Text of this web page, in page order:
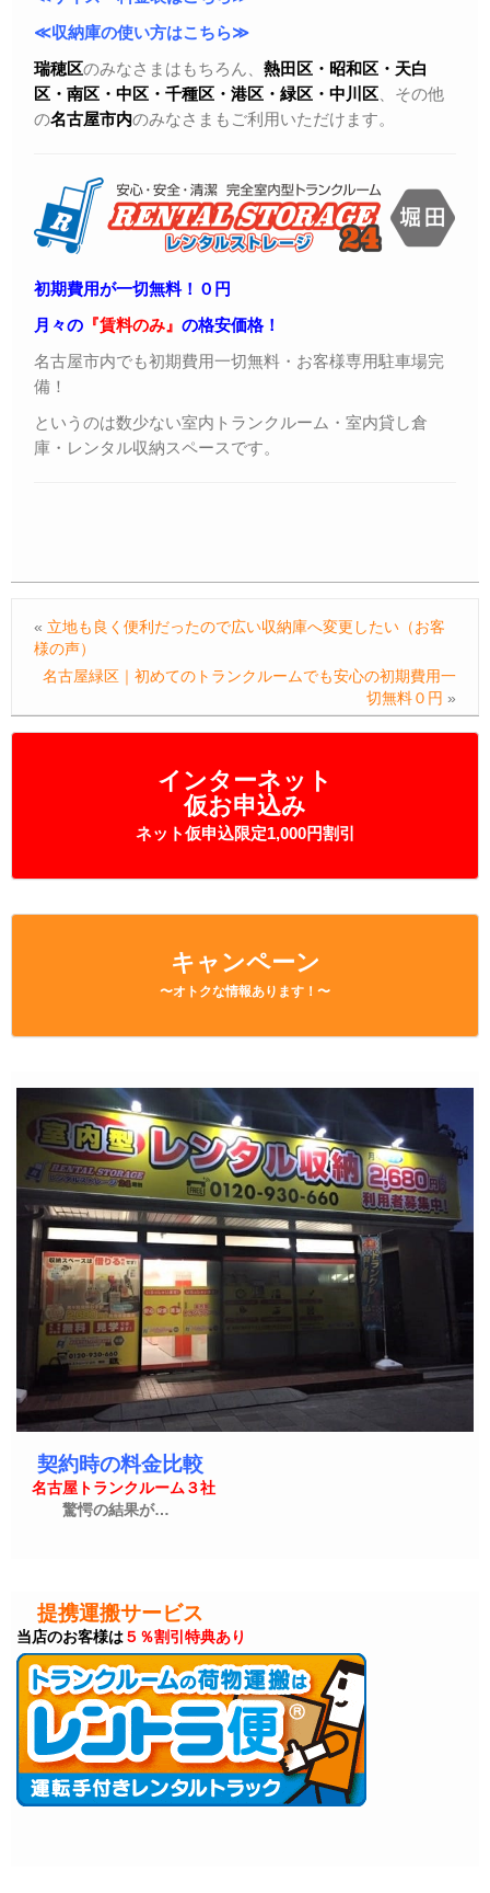
インターネット
仮お申込み
ネット仮申込限定1,000円割引
キャンペーン
〜オトクな情報あります！〜
契約時の料金比較
名古屋トランクルーム３社
驚愕の結果が…
提携運搬サービス
当店のお客様は５％割引特典あり
≪収納庫の使い方はこちら≫
瑞穂区のみなさまはもちろん、 熱田区・昭和区・天白
区・ 南区・中区・千種区・港区・緑区・中川区 、その他
の名古屋市内のみなさまもご利用いただけます。
初期費用が一切無料！０円
月々の 『賃料のみ』 の格安価格！
名古屋市内でも初期費用一切無料・お客様専用駐車場完
備！
というのは数少ない室内トランクルーム・室内貸し倉
庫・レンタル収納スペースです。
« 立地も良く便利だったので広い収納庫へ変更したい（お客
様の声）
名古屋緑区｜初めてのトランクルームでも安心の初期費用一
切無料０円 »